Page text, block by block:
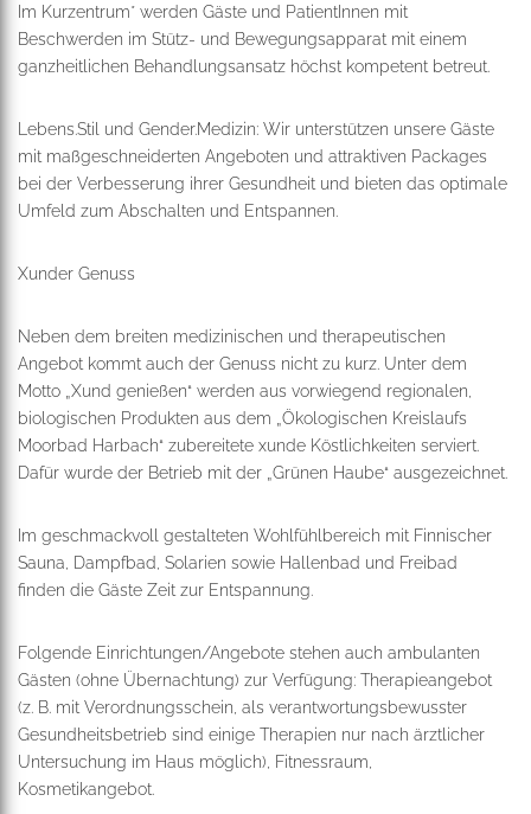
Im Kurzentrum* werden Gäste und PatientInnen mit
Beschwerden im Stütz- und Bewegungsapparat mit einem
ganzheitlichen Behandlungsansatz höchst kompetent betreut.
Lebens.Stil und Gender.Medizin: Wir unterstützen unsere Gäste
mit maßgeschneiderten Angeboten und attraktiven Packages
bei der Verbesserung ihrer Gesundheit und bieten das optimale
Umfeld zum Abschalten und Entspannen.
Xunder Genuss
Neben dem breiten medizinischen und therapeutischen
Angebot kommt auch der Genuss nicht zu kurz. Unter dem
Motto „Xund genießen“ werden aus vorwiegend regionalen,
biologischen Produkten aus dem „Ökologischen Kreislaufs
Moorbad Harbach“ zubereitete xunde Köstlichkeiten serviert.
Dafür wurde der Betrieb mit der „Grünen Haube“ ausgezeichnet.
Im geschmackvoll gestalteten Wohlfühlbereich mit Finnischer
Sauna, Dampfbad, Solarien sowie Hallenbad und Freibad
finden die Gäste Zeit zur Entspannung.
Folgende Einrichtungen/Angebote stehen auch ambulanten
Gästen (ohne Übernachtung) zur Verfügung: Therapieangebot
(z. B. mit Verordnungsschein, als verantwortungsbewusster
Gesundheitsbetrieb sind einige Therapien nur nach ärztlicher
Untersuchung im Haus möglich), Fitnessraum,
Kosmetikangebot.